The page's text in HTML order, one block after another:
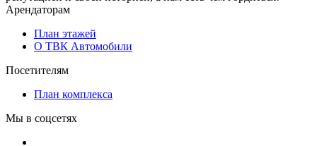
Арендаторам
План этажей
О ТВК Автомобили
Посетителям
План комплекса
Мы в соцсетях